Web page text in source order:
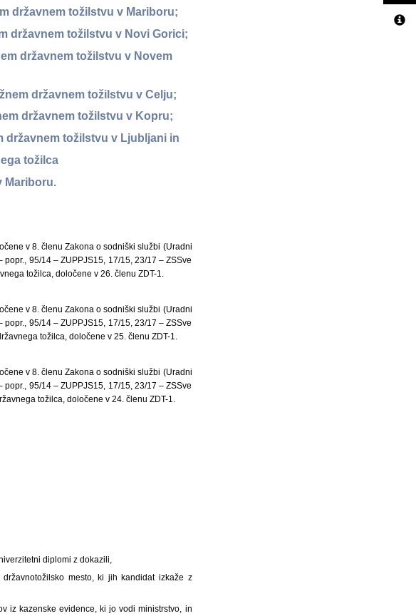
državnem tožilstvu v Mariboru;
državnem tožilstvu v Novi Gorici;
državnem tožilstvu v Novem
državnem tožilstvu v Celju;
državnem tožilstvu v Kopru;
državnem tožilstvu v Ljubljani in
tožilca
Mariboru.
v 8. členu Zakona o sodniški službi (Uradni
95/14 – ZUPPJS15, 17/15, 23/17 – ZSSve
tožilca, določene v 26. členu ZDT-1.
v 8. členu Zakona o sodniški službi (Uradni
95/14 – ZUPPJS15, 17/15, 23/17 – ZSSve
tožilca, določene v 25. členu ZDT-1.
v 8. členu Zakona o sodniški službi (Uradni
95/14 – ZUPPJS15, 17/15, 23/17 – ZSSve
tožilca, določene v 24. členu ZDT-1.
diplomi z dokazili,
mesto, ki jih kandidat izkaže z
iz kazenske evidence, ki jo vodi ministrstvo, in